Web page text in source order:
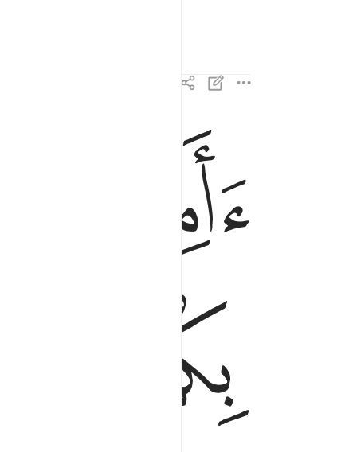
اامنتم من في السماء ان يخسف بكم الارض فاذا هي
ءَأَمِنتُم مَّن فِى ٱلسَّمَآءِ أَن يَخْسِفَ بِكُمُ ٱلْأَرْضَ فَإِذَا
ﱤ
ﱪ